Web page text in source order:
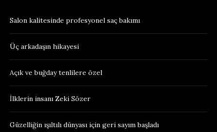
Salon kalitesinde profesyonel saç bakımı
Üç arkadaşın hikayesi
Açık ve buğday tenlilere özel
İlklerin insanı Zeki Sözer
Güzelliğin ışıltılı dünyası için geri sayım başladı